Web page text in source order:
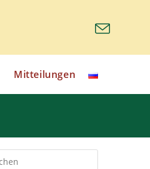
Mitteilungen